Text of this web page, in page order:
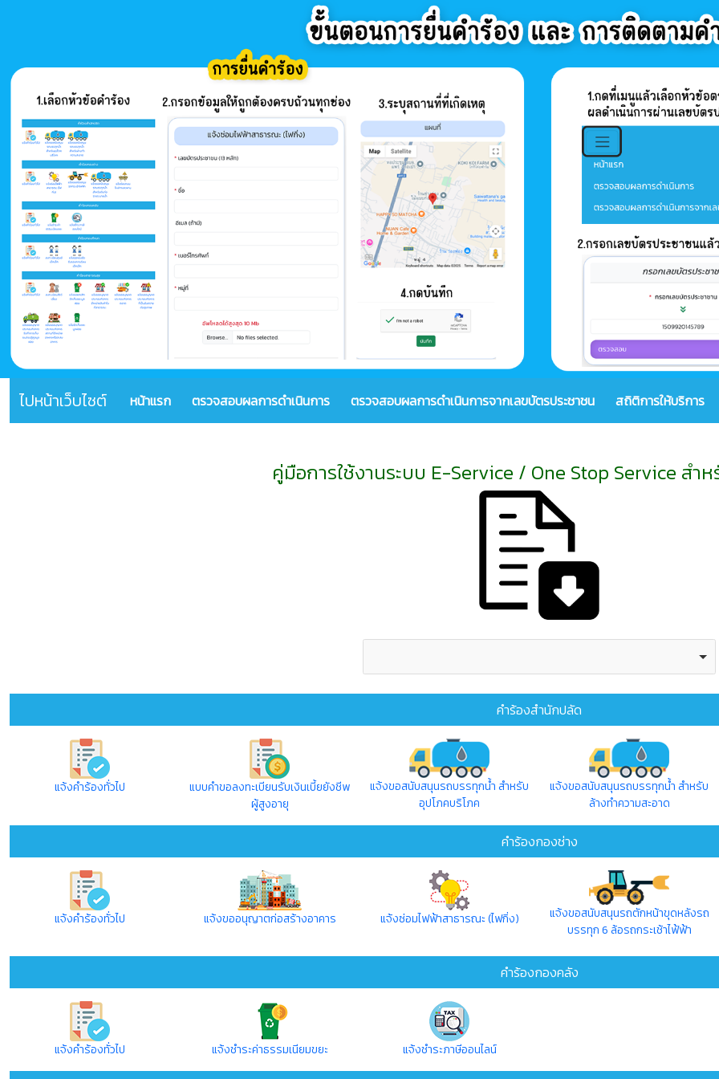
ไปหน้าเว็บไซต์ หน้าแรก ตรวจสอบผลการดำเนินการ ตรวจสอบผลการดำเนินการจากเลขบัตรประชาชน สถิติการให้บริการ
คู่มือการใช้งานระบบ E-Service / One Stop Service สำห
คำร้องสำนักปลัด
แจ้งคำร้องทั่วไป
แบบคำขอลงทะเบียนรับเงินเบี้ยยังชีพ
ผู้สูงอายุ
แจ้งขอสนับสนุนรถบรรทุกน้ำ สำหรับ
อุปโภคบริโภค
แจ้งขอสนับสนุนรถบรรทุกน้ำ สำหรับ
ล้างทำความสะอาด
คำร้องกองช่าง
แจ้งคำร้องทั่วไป แจ้งขออนุญาตก่อสร้างอาคาร แจ้งซ่อมไฟฟ้าสาธารณะ (ไฟกิ่ง)
แจ้งขอสนับสนุนรถตักหน้าขุดหลังรถ
บรรทุก 6 ล้อรถกระเช้าไฟ้ฟ้า
คำร้องกองคลัง
แจ้งคำร้องทั่วไป แจ้งชำระค่าธรรมเนียมขยะ แจ้งชำระภาษีออนไลน์